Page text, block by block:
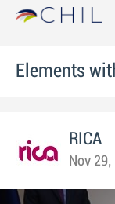
Elements
RICA
Nov